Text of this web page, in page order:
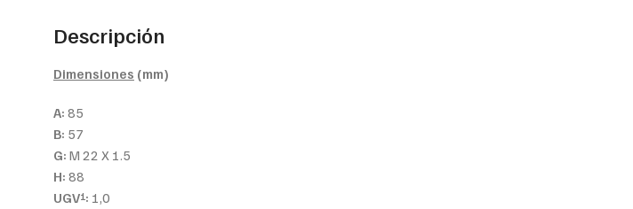
Descripción
Dimensiones (mm)
A: 85
B: 57
G: M 22 X 1.5
H: 88
UGV1: 1,0